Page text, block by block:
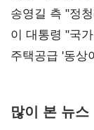
리모델링' 제안
송영길 측 "정
총선 지휘 못해"
이 대통령 "국
진실 밝혀야"
주택공급 '동상
많이 본 뉴스